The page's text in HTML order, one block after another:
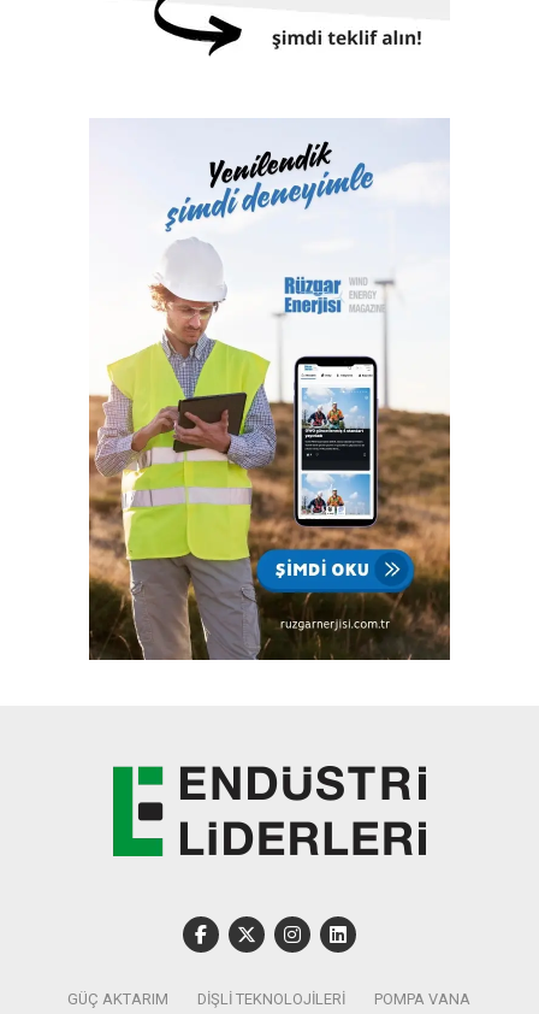
GÜÇ AKTARIM DIŞLI TEKNOLOJILERI POMPA VANA